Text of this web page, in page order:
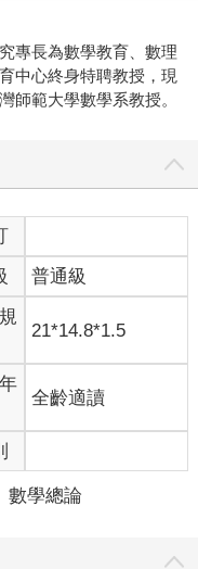
專長為數學教育、數理
中心終身特聘教授，現
師範大學數學系教授。
普通級
21*14.8*1.5
全齡適讀
數學總論